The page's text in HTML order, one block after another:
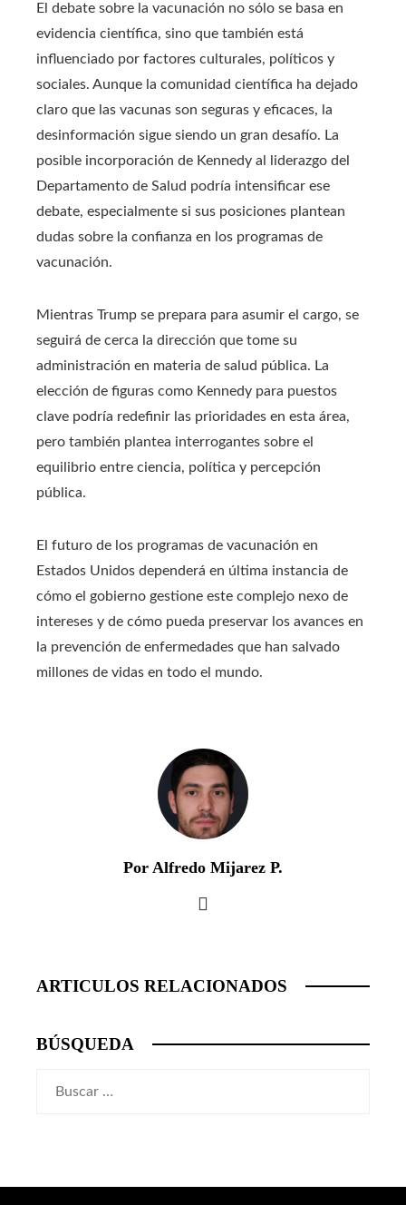
El debate sobre la vacunación no sólo se basa en
evidencia científica, sino que también está
influenciado por factores culturales, políticos y
sociales. Aunque la comunidad científica ha dejado
claro que las vacunas son seguras y eficaces, la
desinformación sigue siendo un gran desafío. La
posible incorporación de Kennedy al liderazgo del
Departamento de Salud podría intensificar ese
debate, especialmente si sus posiciones plantean
dudas sobre la confianza en los programas de
vacunación.
Mientras Trump se prepara para asumir el cargo, se
seguirá de cerca la dirección que tome su
administración en materia de salud pública. La
elección de figuras como Kennedy para puestos
clave podría redefinir las prioridades en esta área,
pero también plantea interrogantes sobre el
equilibrio entre ciencia, política y percepción
pública.
El futuro de los programas de vacunación en
Estados Unidos dependerá en última instancia de
cómo el gobierno gestione este complejo nexo de
intereses y de cómo pueda preservar los avances en
la prevención de enfermedades que han salvado
millones de vidas en todo el mundo.
Por Alfredo Mijarez P.
ARTICULOS RELACIONADOS
BÚSQUEDA